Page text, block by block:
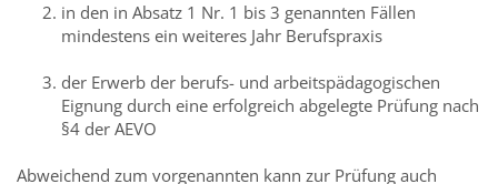
in den in Absatz 1 Nr. 1 bis 3 genannten Fällen
mindestens ein weiteres Jahr Berufspraxis
der Erwerb der berufs- und arbeitspädagogischen
Eignung durch eine erfolgreich abgelegte Prüfung nach
§4 der AEVO
Abweichend zum vorgenannten kann zur Prüfung auch